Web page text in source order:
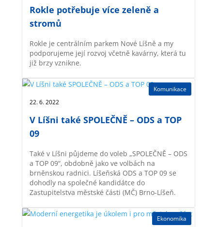
Rokle potřebuje více zeleně a
stromů
Rokle je centrálním parkem Nové Líšně a my
podporujeme její rozvoj včetně kavárny, která tu
již brzy vznikne.
V Líšni také SPOLEČNĚ – ODS a TOP
09
22. 6. 2022 |
Komunikace
Také v Líšni půjdeme do voleb „SPOLEČNĚ – ODS
a TOP 09“, obdobně jako ve volbách na
brněnskou radnici. Líšeňská ODS a TOP 09 se
dohodly na společné kandidátce do
Zastupitelstva městské části (MČ) Brno-Líšeň.
Ekonomika